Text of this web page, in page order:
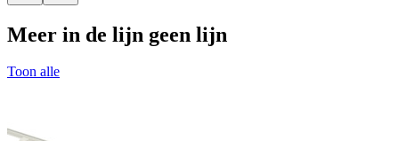
Meer in de lijn geen lijn
Toon alle